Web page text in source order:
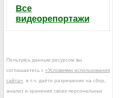
Все
видеорепортажи
Пользуясь данным ресурсом вы
соглашаетесь с «Условиями использования
сайта» , в т.ч. даёте разрешение на сбор,
анализ и хранение своих персональных